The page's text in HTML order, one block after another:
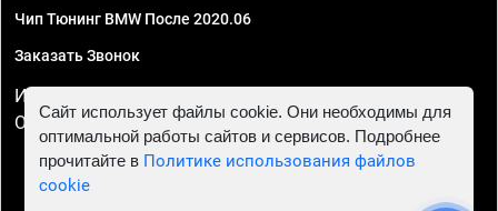
Чип Тюнинг BMW После 2020.06
Заказать Звонок
ИП Смирнов Георгий Павлович. ИНН 781302555843,
ОГРНИП 324470400032610
Сайт использует файлы cookie. Они необходимы для
оптимальной работы сайтов и сервисов. Подробнее
прочитайте в Политике использования файлов
cookie